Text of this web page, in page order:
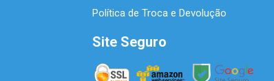
Política de Troca e Devolução
Site Seguro